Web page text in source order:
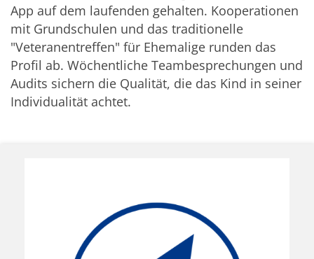
App auf dem laufenden gehalten. Kooperationen
mit Grundschulen und das traditionelle
"Veteranentreffen" für Ehemalige runden das
Profil ab. Wöchentliche Teambesprechungen und
Audits sichern die Qualität, die das Kind in seiner
Individualität achtet.